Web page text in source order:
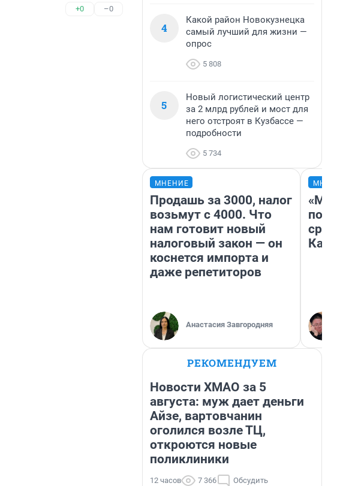
+0 –0
4
Какой район Новокузнецка
самый лучший для жизни —
опрос
5 808
5
Новый логистический центр
за 2 млрд рублей и мост для
него отстроят в Кузбассе —
подробности
5 734
МНЕНИЕ
Продашь за 3000, налог
возьмут с 4000. Что
нам готовит новый
налоговый закон — он
коснется импорта и
даже репетиторов
Анастасия Завгородняя
РЕКОМЕНДУЕМ
Новости ХМАО за 5
августа: муж дает деньги
Айзе, вартовчанин
оголился возле ТЦ,
откроются новые
поликлиники
12 часов 7 366 Обсудить